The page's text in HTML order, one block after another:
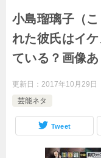
小島瑠璃子（
れた彼氏はイ
ている？画像あ
更新日： 2017年10月29日
芸能ネタ
Tweet